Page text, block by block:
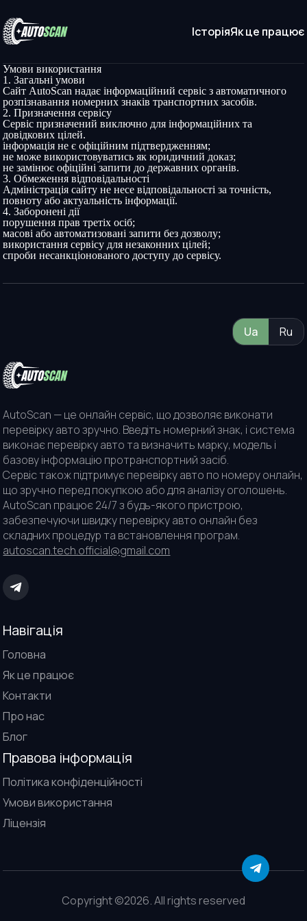
ІсторіяЯк це працює
Умови використання
1. Загальні умови
Сайт AutoScan надає інформаційний сервіс з автоматичного
розпізнавання номерних знаків транспортних засобів.
2. Призначення сервісу
Сервіс призначений виключно для інформаційних та
довідкових цілей.
інформація не є офіційним підтвердженням;
не може використовуватись як юридичний доказ;
не замінює офіційні запити до державних органів.
3. Обмеження відповідальності
Адміністрація сайту не несе відповідальності за точність,
повноту або актуальність інформації.
4. Заборонені дії
порушення прав третіх осіб;
масові або автоматизовані запити без дозволу;
використання сервісу для незаконних цілей;
спроби несанкціонованого доступу до сервісу.
Ua Ru
AutoScan — це онлайн сервіс, що дозволяє виконати
перевірку авто зручно. Введіть номерний знак, і система
виконає перевірку авто та визначить марку, модель і
базову інформацію протранспортний засіб.
Сервіс також підтримує перевірку авто по номеру онлайн,
що зручно перед покупкою або для аналізу оголошень.
AutoScan працює 24/7 з будь-якого пристрою,
забезпечуючи швидку перевірку авто онлайн без
складних процедур та встановлення програм.
autoscan.tech.official@gmail.com
Навігація
Головна
Як це працює
Контакти
Про нас
Блог
Правова інформація
Політика конфіденційності
Умови використання
Ліцензія
Copyright ©2026. All rights reserved